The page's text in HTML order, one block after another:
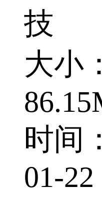
技
大小：
时间
01-22